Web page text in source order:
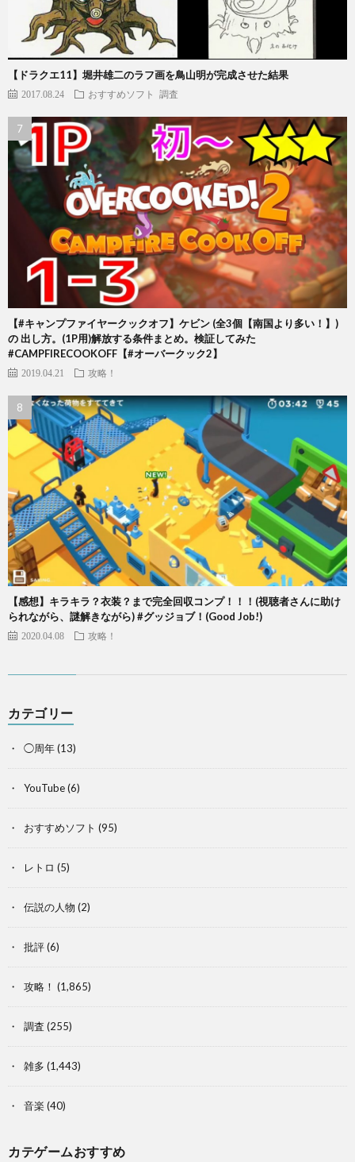
【ドラクエ11】堀井雄二のラフ画を鳥山明が完成させた結果
2017.08.24 おすすめソフト 調査
【#キャンプファイヤークックオフ】ケビン (全3個【南国より多い！】)
の 出し方。(1P用)解放する条件まとめ。検証してみた
#CAMPFIRECOOKOFF【#オーバークック2】
2019.04.21 攻略！
【感想】キラキラ？衣装？まで完全回収コンプ！！！(視聴者さんに助け
られながら、謎解きながら) #グッジョブ！(Good Job!)
2020.04.08 攻略！
カテゴリー
◯周年(13)
YouTube(6)
おすすめソフト (95)
レトロ (5)
伝説の人物 (2)
批評(6)
攻略！ (1,865)
調査 (255)
雑多 (1,443)
音楽 (40)
カテゲームおすすめ